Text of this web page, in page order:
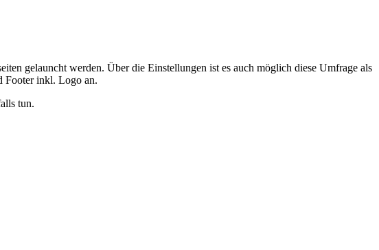
gelauncht werden. Über die Einstellungen ist es auch möglich diese Umfrage als
Footer inkl. Logo an.
tun.